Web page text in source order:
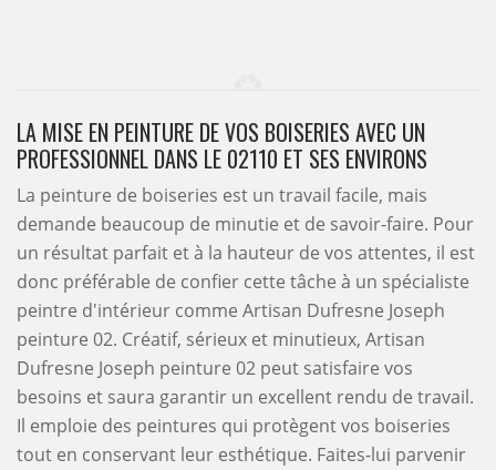
LA MISE EN PEINTURE DE VOS BOISERIES AVEC UN
PROFESSIONNEL DANS LE 02110 ET SES ENVIRONS
La peinture de boiseries est un travail facile, mais
demande beaucoup de minutie et de savoir-faire. Pour
un résultat parfait et à la hauteur de vos attentes, il est
donc préférable de confier cette tâche à un spécialiste
peintre d'intérieur comme Artisan Dufresne Joseph
peinture 02. Créatif, sérieux et minutieux, Artisan
Dufresne Joseph peinture 02 peut satisfaire vos
besoins et saura garantir un excellent rendu de travail.
Il emploie des peintures qui protègent vos boiseries
tout en conservant leur esthétique. Faites-lui parvenir